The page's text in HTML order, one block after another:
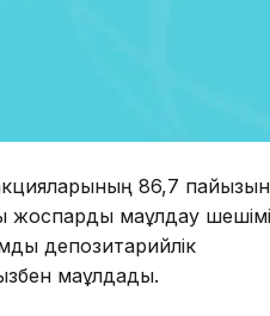
86,7
жоспарды мақұлдау
депозитарийлік
мақұлдады.